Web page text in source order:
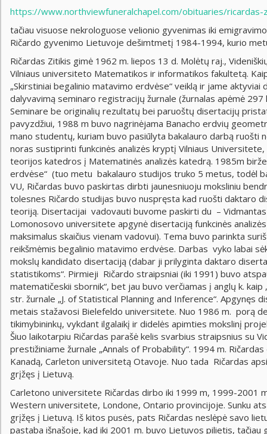
https://www.northviewfuneralchapel.com/obituaries/ricardas-
tačiau visuose nekrologuose velionio gyvenimas iki
Ričardo gyvenimo Lietuvoje dešimtmetį 1984-1994, kurio
Ričardas Zitikis gimė 1962 m. liepos 13 d. Molėtų raj.,
Vilniaus universiteto Matematikos ir informatikos fakultetą.
„Skirstiniai begalinio matavimo erdvėse“ veiklą ir jame
dalyvavimą seminaro registracijų žurnale (žurnalas apėmė
Seminare be originalių rezultatų bei paruoštų disertacijų
pavyzdžiui, 1988 m buvo nagrinėjama Banacho erdvių
mano studentų, kuriam buvo pasiūlyta bakalauro darbą
noras sustiprinti funkcinės analizės kryptį Vilniaus
teorijos katedros į Matematinės analizės katedrą. 1985m
erdvėse“ (tuo metu bakalauro studijos truko 5 metus, todėl
VU, Ričardas buvo paskirtas dirbti jaunesniuoju moksliniu
tolesnes Ričardo studijas buvo nuspręsta kad ruošti daktaro
teoriją. Disertacijai vadovauti buvome paskirti du –
Lomonosovo universitete apgynė disertaciją funkcinės
maksimalus skaičius vienam vadovui). Tema buvo parinkta
reikšmėmis begalinio matavimo erdvėse. Darbas vyko labai
mokslų kandidato disertaciją (dabar ji prilyginta daktaro
statistikoms“. Pirmieji Ričardo straipsniai (iki 1991) buvo
matematičeskii sbornik“, bet jau buvo verčiamas į anglų k.
str. žurnale „J. of Statistical Planning and Inference“.
metais stažavosi Bielefeldo universitete. Nuo 1986 m. porą
tikimybininkų, vykdant ilgalaikį ir didelės apimties mokslinį
Šiuo laikotarpiu Ričardas parašė kelis svarbius straipsnius su
prestižiniame žurnale „Annals of Probability“. 1994 m.
Kanadą, Carleton universitetą Otavoje. Nuo tada Ričardas
grįžęs į Lietuvą.
Carletono universitete Ričardas dirbo iki 1999 m, 1999-2001
Western universitete, Londone, Ontario provincijoje. Sunku
grįžęs į Lietuvą. Iš kitos pusės, pats Ričardas neslėpė savo
pastaba išnašoje, kad iki 2001 m. buvo Lietuvos pilietis,